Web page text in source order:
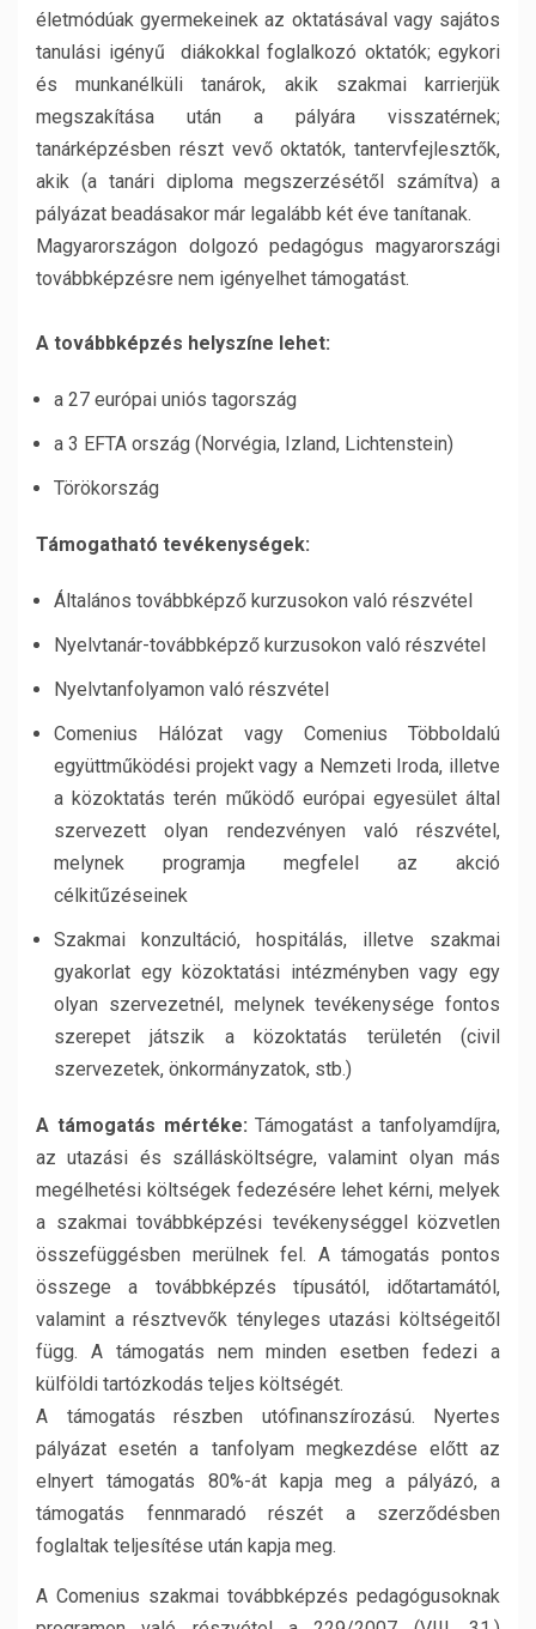
életmódúak gyermekeinek az oktatásával vagy sajátos
tanulási igényű diákokkal foglalkozó oktatók; egykori
és munkanélküli tanárok, akik szakmai karrierjük
megszakítása után a pályára visszatérnek;
tanárképzésben részt vevő oktatók, tantervfejlesztők,
akik (a tanári diploma megszerzésétől számítva) a
pályázat beadásakor már legalább két éve tanítanak.
Magyarországon dolgozó pedagógus magyarországi
továbbképzésre nem igényelhet támogatást.
A továbbképzés helyszíne lehet:
a 27 európai uniós tagország
a 3 EFTA ország (Norvégia, Izland, Lichtenstein)
Törökország
Támogatható tevékenységek:
Általános továbbképző kurzusokon való részvétel
Nyelvtanár-továbbképző kurzusokon való részvétel
Nyelvtanfolyamon való részvétel
Comenius Hálózat vagy Comenius Többoldalú
együttműködési projekt vagy a Nemzeti Iroda, illetve
a közoktatás terén működő európai egyesület által
szervezett olyan rendezvényen való részvétel,
melynek programja megfelel az akció
célkitűzéseinek
Szakmai konzultáció, hospitálás, illetve szakmai
gyakorlat egy közoktatási intézményben vagy egy
olyan szervezetnél, melynek tevékenysége fontos
szerepet játszik a közoktatás területén (civil
szervezetek, önkormányzatok, stb.)
A támogatás mértéke: Támogatást a tanfolyamdíjra,
az utazási és szállásköltségre, valamint olyan más
megélhetési költségek fedezésére lehet kérni, melyek
a szakmai továbbképzési tevékenységgel közvetlen
összefüggésben merülnek fel. A támogatás pontos
összege a továbbképzés típusától, időtartamától,
valamint a résztvevők tényleges utazási költségeitől
függ. A támogatás nem minden esetben fedezi a
külföldi tartózkodás teljes költségét.
A támogatás részben utófinanszírozású. Nyertes
pályázat esetén a tanfolyam megkezdése előtt az
elnyert támogatás 80%-át kapja meg a pályázó, a
támogatás fennmaradó részét a szerződésben
foglaltak teljesítése után kapja meg.
A Comenius szakmai továbbképzés pedagógusoknak